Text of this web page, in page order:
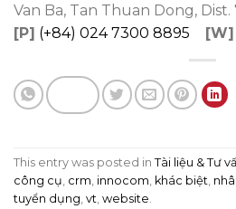
Van Ba, Tan Thuan Dong, Dist.
[P] (+84) 024 7300 8895 [W]
This entry was posted in Tài liệu & Tư
công cụ, crm, innocom, khác biệt,
tuyển dụng, vt, website.